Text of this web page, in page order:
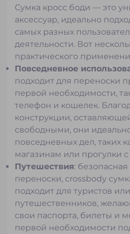
Сумка кросс боди — это
аксессуар, идеально
самых разных
деятельности. Вот
практического
Повседневное
подходит для переноски
первой необходимости,
телефон и кошелек.
конструкции,
свободными, они
повседневных дел, таких
магазинам или прогулки
Путешествия:
переноски, crossbody
подходит для туристов или
путешественников,
свои паспорта, билеты и
первой необходимости